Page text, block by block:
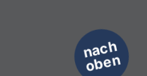
n
a
c
h
o
b
e
n